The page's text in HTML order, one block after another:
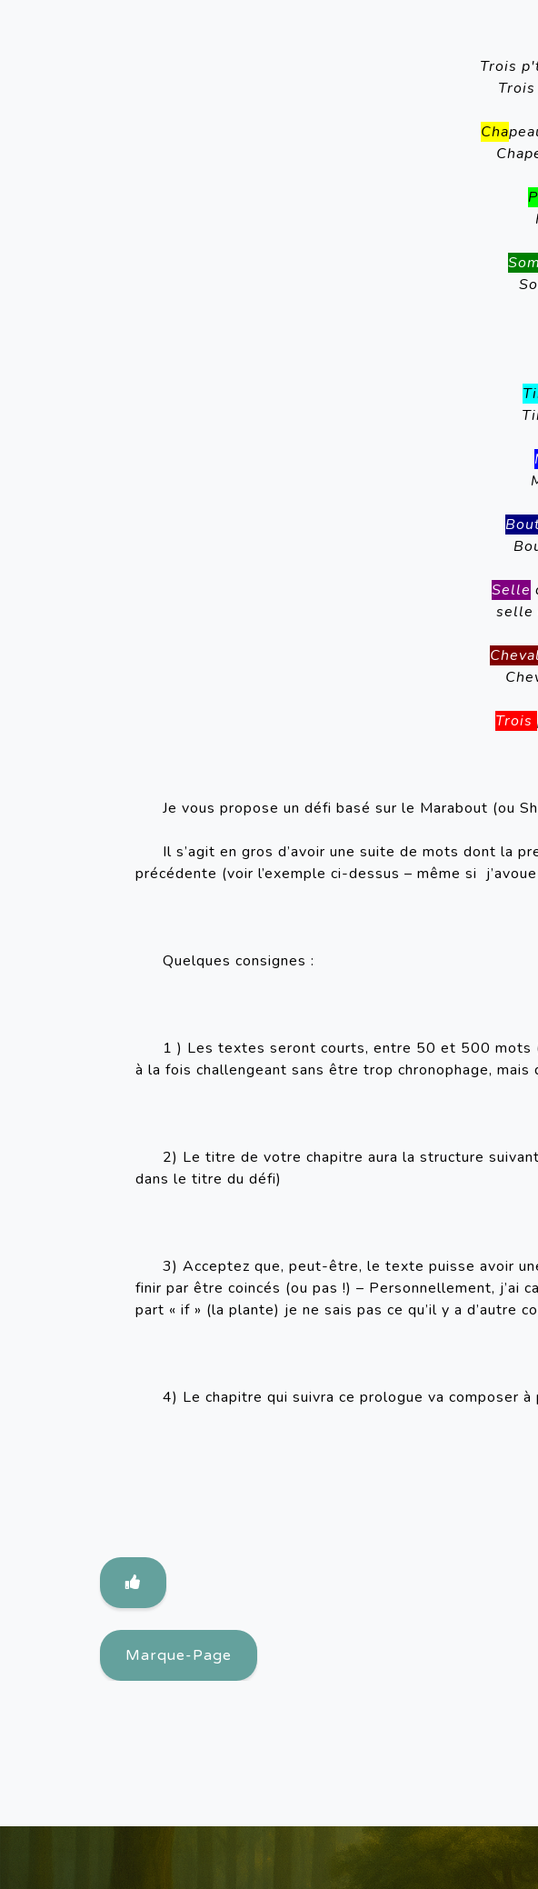
Trois
Cha
Som
Selle
selle
Cheval
Trois
Je vous propose un défi basé sur le Marabout (ou
Il s’agit en gros d’avoir une suite de mots dont la
précédente (voir l’exemple ci-dessus – même si
Quelques consignes :
1 ) Les textes seront courts, entre 50 et 500 mots
à la fois challengeant sans être trop chronophage, mais
2) Le titre de votre chapitre aura la structure
dans le titre du défi)
3) Acceptez que, peut-être, le texte puisse avoir
finir par être coincés (ou pas !) – Personnellement, j’ai
part « if » (la plante) je ne sais pas ce qu’il y a d’autre
4) Le chapitre qui suivra ce prologue va composer à
Marque-Page